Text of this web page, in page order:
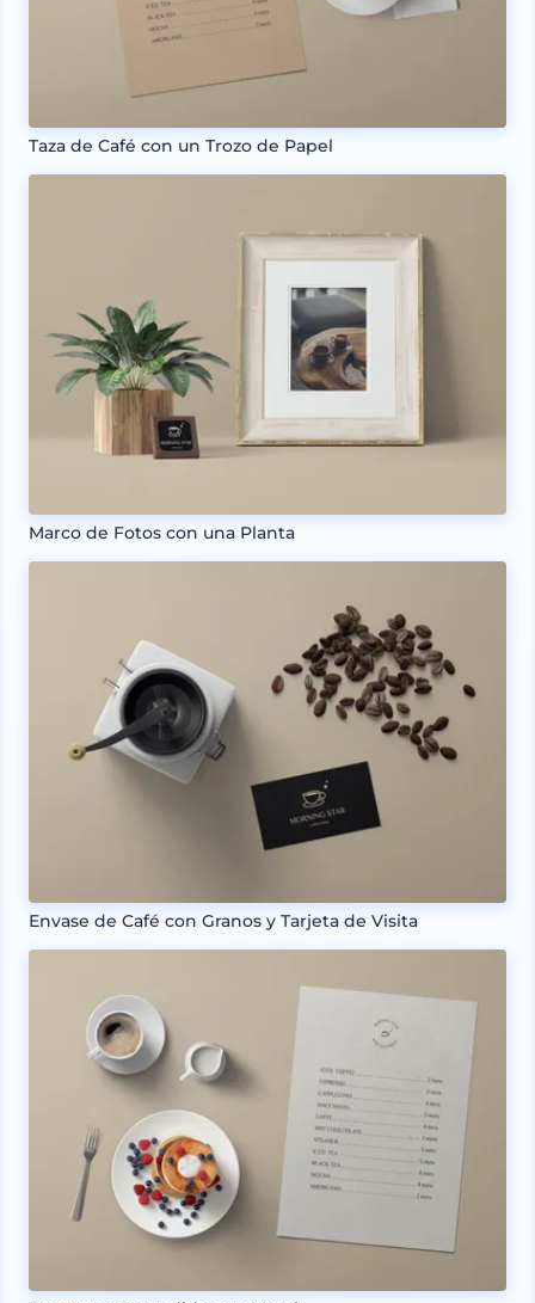
Taza de Café con un Trozo de Papel
Marco de Fotos con una Planta
Envase de Café con Granos y Tarjeta de Visita